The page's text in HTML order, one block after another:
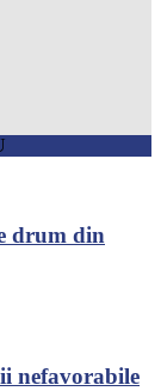
drum din
nefavorabile